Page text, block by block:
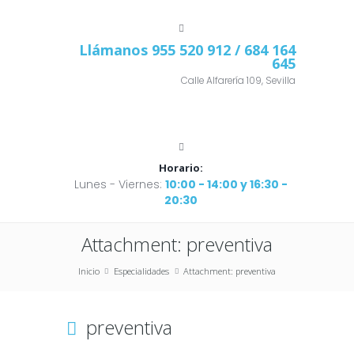
Llámanos 955 520 912 / 684 164
645
Calle Alfarería 109, Sevilla
Horario:
Lunes - Viernes: 10:00 - 14:00 y 16:30 -
20:30
Attachment: preventiva
Inicio Especialidades Attachment: preventiva
preventiva